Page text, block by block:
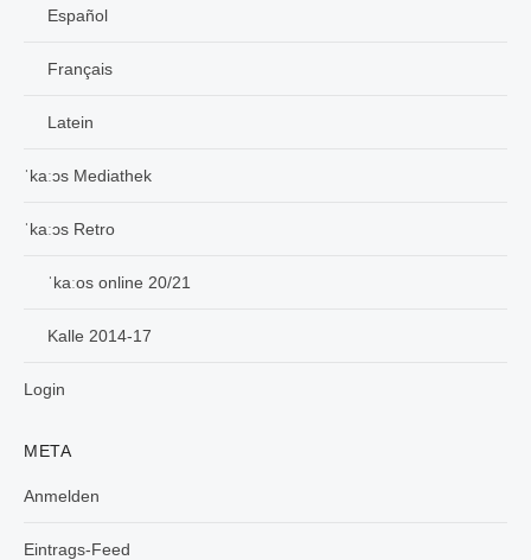
Español
Français
Latein
ˈkaːɔs Mediathek
ˈkaːɔs Retro
ˈkaːos online 20/21
Kalle 2014-17
Login
META
Anmelden
Eintrags-Feed